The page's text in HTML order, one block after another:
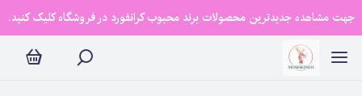
جهت مشاهده جدیدترین محصولات برند محبوب کرانفورد در فروشگاه کلیک کنید.